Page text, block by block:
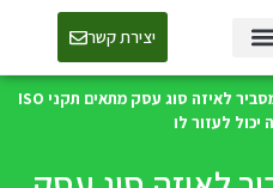
יצירת קשר
חמדאן ג'לולי מסביר לאיזה סוג עסק מתאים תקני ISO